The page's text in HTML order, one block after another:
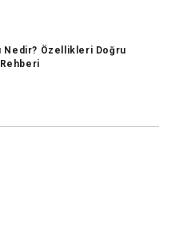
Nedir? Özellikleri Doğru